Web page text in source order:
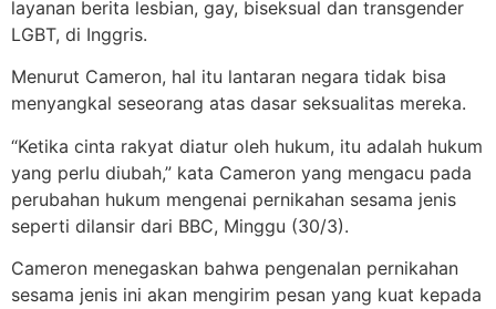
layanan berita lesbian, gay, biseksual dan transgender
LGBT, di Inggris.
Menurut Cameron, hal itu lantaran negara tidak bisa
menyangkal seseorang atas dasar seksualitas mereka.
“Ketika cinta rakyat diatur oleh hukum, itu adalah hukum
yang perlu diubah,” kata Cameron yang mengacu pada
perubahan hukum mengenai pernikahan sesama jenis
seperti dilansir dari BBC, Minggu (30/3).
Cameron menegaskan bahwa pengenalan pernikahan
sesama jenis ini akan mengirim pesan yang kuat kepada